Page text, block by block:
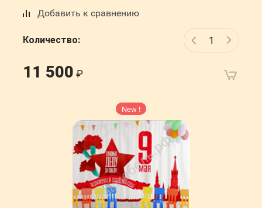
Добавить к сравнению
Количество:
11 500
New !